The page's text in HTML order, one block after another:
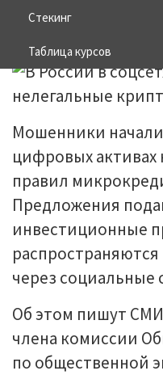
Стекинг
Таблица курсов
19.02.2026
Мошенники
цифровых активах
правил
Предложения
инвестиционные
через социальные
Об этом пишут
члена комиссии
по общественной